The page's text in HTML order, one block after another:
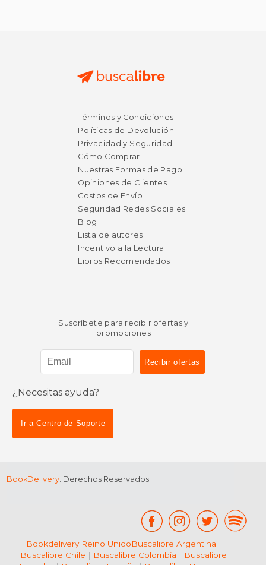
Términos y Condiciones
Políticas de Devolución
Privacidad y Seguridad
Cómo Comprar
Nuestras Formas de Pago
Opiniones de Clientes
Costos de Envío
Seguridad Redes Sociales
Blog
Lista de autores
Incentivo a la Lectura
Libros Recomendados
Suscríbete para recibir ofertas y
promociones
¿Necesitas ayuda?
Ir a Centro de Soporte
BookDelivery . Derechos Reservados.
Bookdelivery Reino UnidoBuscalibre Argentina |
Buscalibre Chile | Buscalibre Colombia | Buscalibre